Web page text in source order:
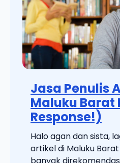
Jasa Penulis
Maluku Barat
Response!)
Halo agan dan sista,
artikel di Maluku